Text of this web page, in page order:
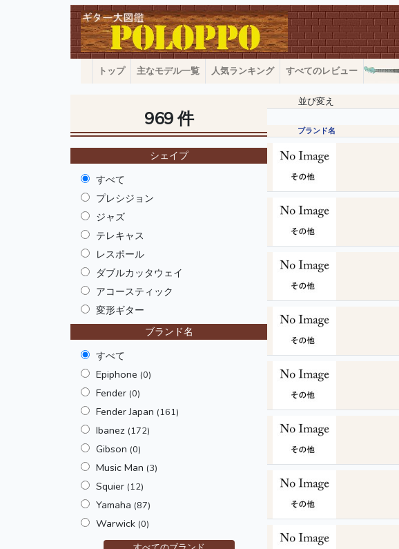
トップ 主なモデル一覧 人気ランキング すべてのレビュー
969 件
シェイプ
すべて
プレシジョン
ジャズ
テレキャス
レスポール
ダブルカッタウェイ
アコースティック
変形ギター
ブランド名
すべて
Epiphone (0)
Fender (0)
Fender Japan (161)
Ibanez (172)
Gibson (0)
Music Man (3)
Squier (12)
Yamaha (87)
Warwick (0)
並び変え
ブランド名